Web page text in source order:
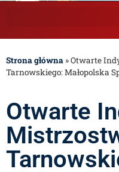
Strona główna »Otwarte
Tarnowskiego: Małopolska
Otwarte